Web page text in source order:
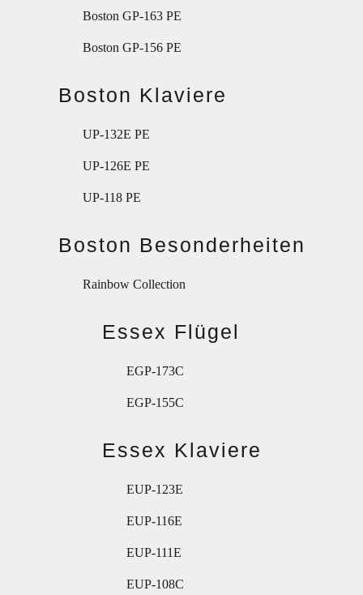
Boston GP-163 PE
Boston GP-156 PE
Boston Klaviere
UP-132E PE
UP-126E PE
UP-118 PE
Boston Besonderheiten
Rainbow Collection
Essex Flügel
EGP-173C
EGP-155C
Essex Klaviere
EUP-123E
EUP-116E
EUP-111E
EUP-108C